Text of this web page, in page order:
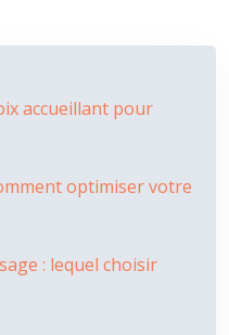
accueillant pour
optimiser votre
: lequel choisir